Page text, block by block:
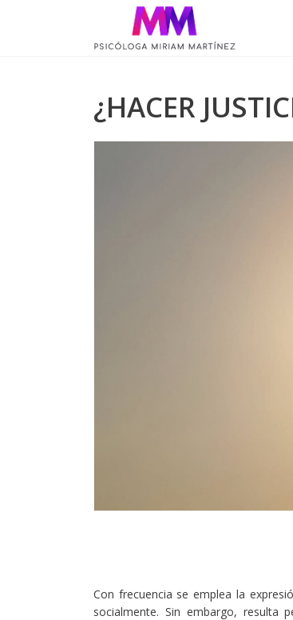
¿HACER
Con frecuencia se emplea la
socialmente. Sin embargo,